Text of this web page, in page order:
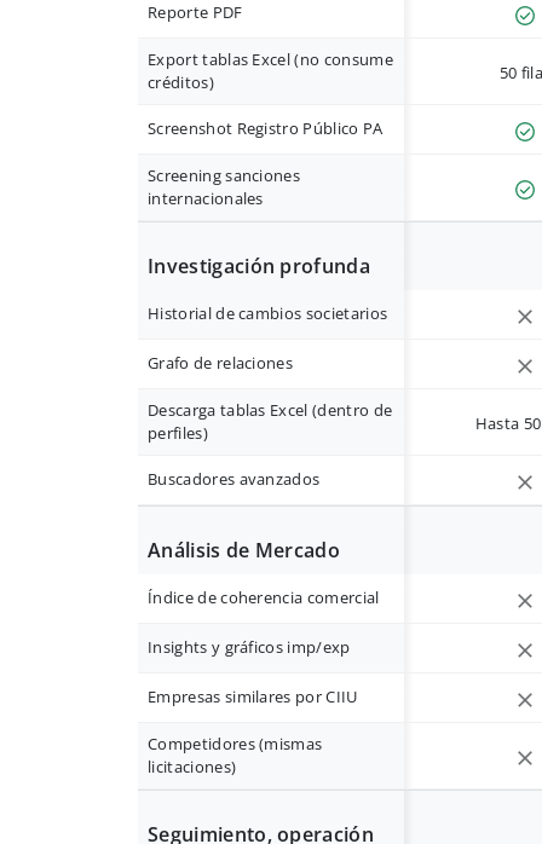
Reporte PDF
Export tablas Excel (no consume
créditos)
50
Screenshot Registro Público PA
Screening sanciones
internacionales
Investigación profunda
Historial de cambios societarios
Grafo de relaciones
Descarga tablas Excel (dentro de
perfiles)
Hasta
Buscadores avanzados
Análisis de Mercado
Índice de coherencia comercial
Insights y gráficos imp/exp
Empresas similares por CIIU
Competidores (mismas
licitaciones)
Seguimiento, operación